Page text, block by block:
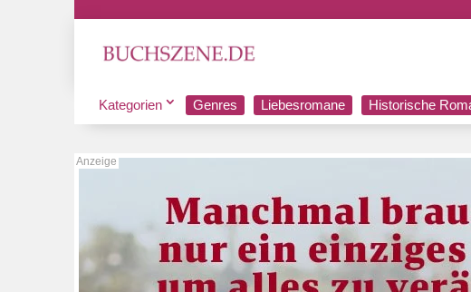
Kategorien Genres Liebesromane Historische